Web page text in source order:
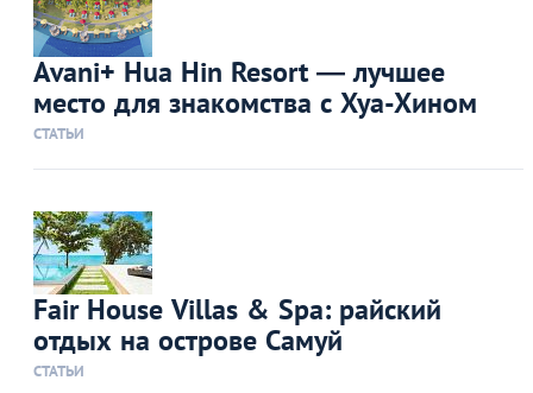
Avani+ Hua Hin Resort — лучшее
место для знакомства с Хуа-Хином
СТАТЬИ
Fair House Villas & Spa: райский
отдых на острове Самуй
СТАТЬИ